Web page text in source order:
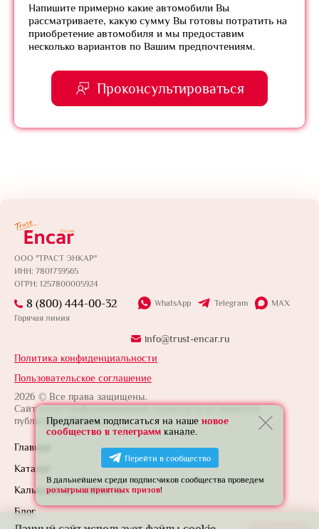
Напишите примерно какие автомобили Вы
рассматриваете, какую сумму Вы готовы потратить на
приобретение автомобиля и мы предоставим
несколько вариантов по Вашим предпочтениям.
Проконсультироваться
ООО "ТРАСТ ЭНКАР"
ИНН: 7801739565
ОГРН: 1257800005924
Политика конфиденциальности
Пользовательское соглашение
2026 © Все права защищены.
Сайт носит информационный характер и не является
публичной офертой.
Главная
Каталог
Калькулятор стоимости
Блог
8 (800) 444-00-32
Горячая линия
WhatsApp Telegram MAX
info@trust-encar.ru
Предлагаем подписаться на наше новое
сообщество в телеграмм канале.
Перейти в сообщество
В дальнейшем среди подписчиков сообщества проведем
розыгрыш приятных призов!